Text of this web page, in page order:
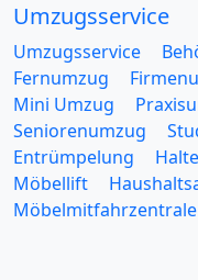
Umzugsservice
Umzugsservice
Fernumzug
Mini Umzug
Seniorenumzug
Entrümpelung
Möbellift
Möbelmitfahrzentrale